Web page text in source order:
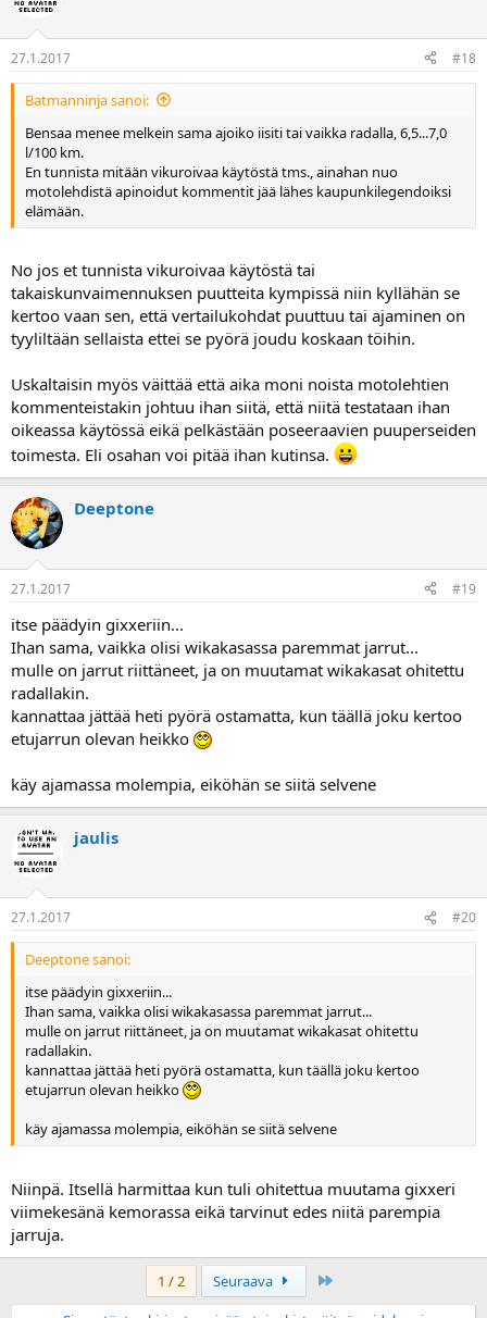
27.1.2017 #18
Batmanninja sanoi:
Bensaa menee melkein sama ajoiko iisiti tai vaikka radalla, 6,5...7,0
l/100 km.
En tunnista mitään vikuroivaa käytöstä tms., ainahan nuo
motolehdistä apinoidut kommentit jää lähes kaupunkilegendoiksi
elämään.
No jos et tunnista vikuroivaa käytöstä tai
takaiskunvaimennuksen puutteita kympissä niin kyllähän se
kertoo vaan sen, että vertailukohdat puuttuu tai ajaminen on
tyyliltään sellaista ettei se pyörä joudu koskaan töihin.
Uskaltaisin myös väittää että aika moni noista motolehtien
kommenteistakin johtuu ihan siitä, että niitä testataan ihan
oikeassa käytössä eikä pelkästään poseeraavien puuperseiden
toimesta. Eli osahan voi pitää ihan kutinsa.
Deeptone
27.1.2017 #19
itse päädyin gixxeriin...
Ihan sama, vaikka olisi wikakasassa paremmat jarrut...
mulle on jarrut riittäneet, ja on muutamat wikakasat ohitettu
radallakin.
kannattaa jättää heti pyörä ostamatta, kun täällä joku kertoo
etujarrun olevan heikko
käy ajamassa molempia, eiköhän se siitä selvene
jaulis
27.1.2017 #20
Deeptone sanoi:
itse päädyin gixxeriin...
Ihan sama, vaikka olisi wikakasassa paremmat jarrut...
mulle on jarrut riittäneet, ja on muutamat wikakasat ohitettu
radallakin.
kannattaa jättää heti pyörä ostamatta, kun täällä joku kertoo
etujarrun olevan heikko
käy ajamassa molempia, eiköhän se siitä selvene
Niinpä. Itsellä harmittaa kun tuli ohitettua muutama gixxeri
viimekesänä kemorassa eikä tarvinut edes niitä parempia
jarruja.
1 / 2 Seuraava